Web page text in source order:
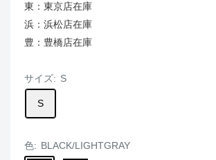
東：東京店在庫
浜：浜松店在庫
豊：豊橋店在庫
サイズ: S
S
色: BLACK/LIGHTGRAY